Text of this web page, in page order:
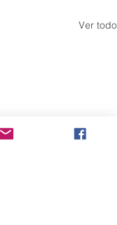
Ver todo